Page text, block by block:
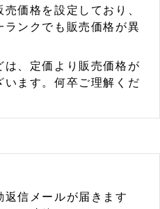
価格を設定しており、
ンクでも販売価格が異
は、定価より販売価格が
ます。何卒ご理解くだ
返信メールが届きます